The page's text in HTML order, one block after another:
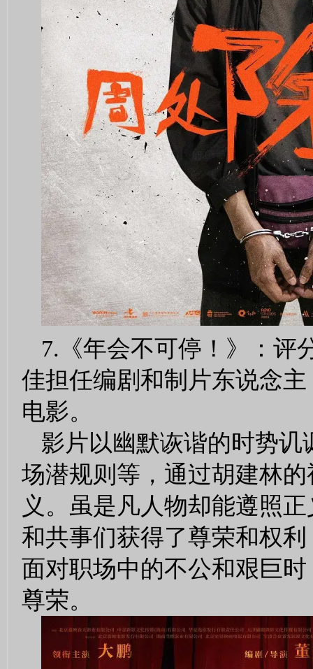
7.《年会不可停！》：评
佳担任编剧和制片东说念
电影。
影片以幽默诙谐的时势
场潜规则等，通过胡建林
义。虽是凡人物却能遵照
和共事们获得了尊荣和权
面对职场中的不公和艰巨
尊荣。